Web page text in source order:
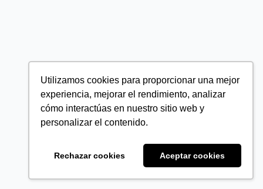
Utilizamos cookies para proporcionar una mejor
experiencia, mejorar el rendimiento, analizar
cómo interactúas en nuestro sitio web y
personalizar el contenido.
Rechazar cookies Aceptar cookies